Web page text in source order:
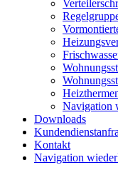
Navigation
Downloads
Kontakt
Navigation